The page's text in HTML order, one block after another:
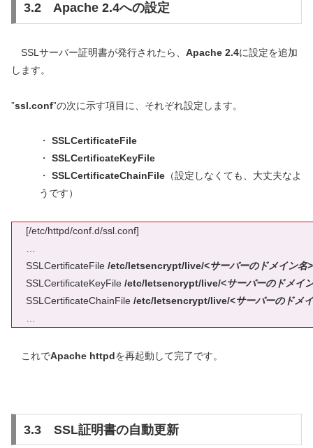
3.2 Apache 2.4への設定
SSLサーバー証明書が発行されたら、 Apache 2.4に設定を追加
します。
”ssl.conf”の次に示す項目に、それぞれ設定します。
・ SSLCertificateFile
・ SSLCertificateKeyFile
・ SSLCertificateChainFile （設定しなくても、大丈夫なよ
うです）
[/etc/httpd/conf.d/ssl.conf]
SSLCertificateFile /etc/letsencrypt/live/<サーバーのドメイン名
SSLCertificateKeyFile /etc/letsencrypt/live/<サーバーのドメイ
SSLCertificateChainFile /etc/letsencrypt/live/<サーバーのドメ
これでApache httpdを再起動して完了です。
3.3 SSL証明書の自動更新